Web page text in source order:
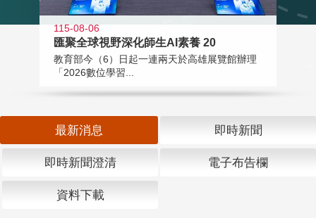
115-08-06
匯聚全球視野深化師生AI素養 20
教育部今（6）日起一連兩天於高雄展覽館辦理
「2026數位學習...
最新消息 即時新聞
即時新聞澄清 電子布告欄
資料下載